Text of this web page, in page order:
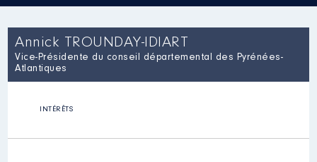
Annick TROUNDAY-IDIART
Vice-Présidente du conseil départemental des Pyrénées-
Atlantiques
INTÉRÊTS